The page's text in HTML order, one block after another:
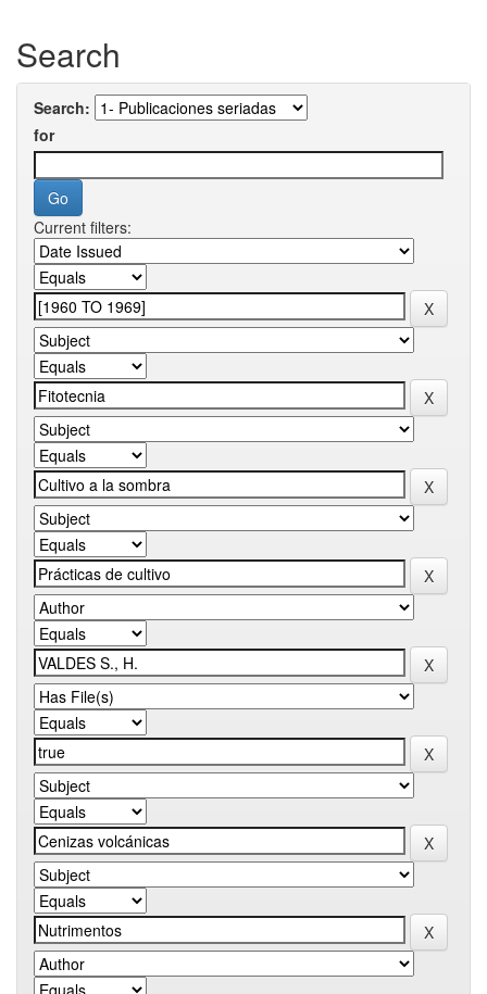
Search
Search:
for
Current filters: